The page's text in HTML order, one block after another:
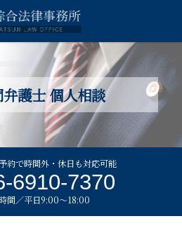
護士 個人相談
約で時間外・休日も対応可能
6910-7370
間／平日9:00～18:00